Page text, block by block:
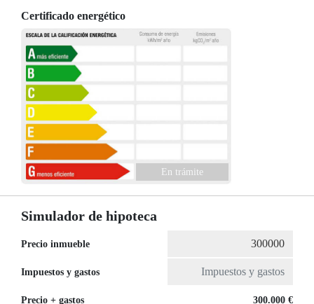
Certificado energético
En trámite
Simulador de hipoteca
Precio inmueble
Impuestos y gastos
Precio + gastos 300.000 €